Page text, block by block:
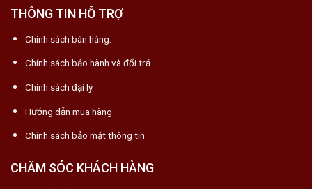
THÔNG TIN HỖ TRỢ
Chính sách bán hàng.
Chính sách bảo hành và đổi trả.
Chính sách đại lý.
Hướng dẫn mua hàng
Chính sách bảo mật thông tin.
CHĂM SÓC KHÁCH HÀNG